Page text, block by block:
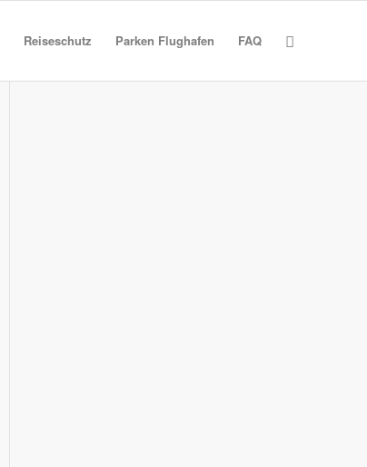
Reiseschutz Parken Flughafen FAQ